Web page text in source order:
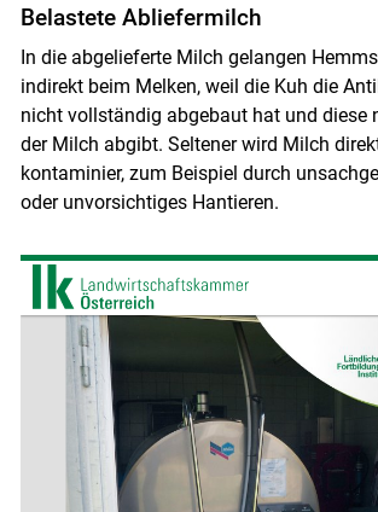
Skip to main content
Belastete Abliefermilch
In die abgelieferte Milch gelangen
indirekt beim Melken, weil die Kuh die
nicht vollständig abgebaut hat und diese
der Milch abgibt. Seltener wird Milch
kontaminier, zum Beispiel durch
oder unvorsichtiges Hantieren.